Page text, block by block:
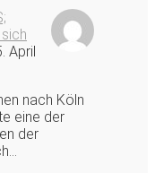
April
nach Köln
eine der
der